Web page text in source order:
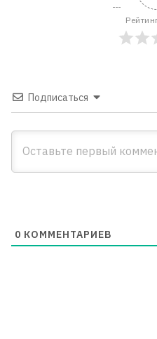
Подписаться
0 КОММЕНТАРИЕВ